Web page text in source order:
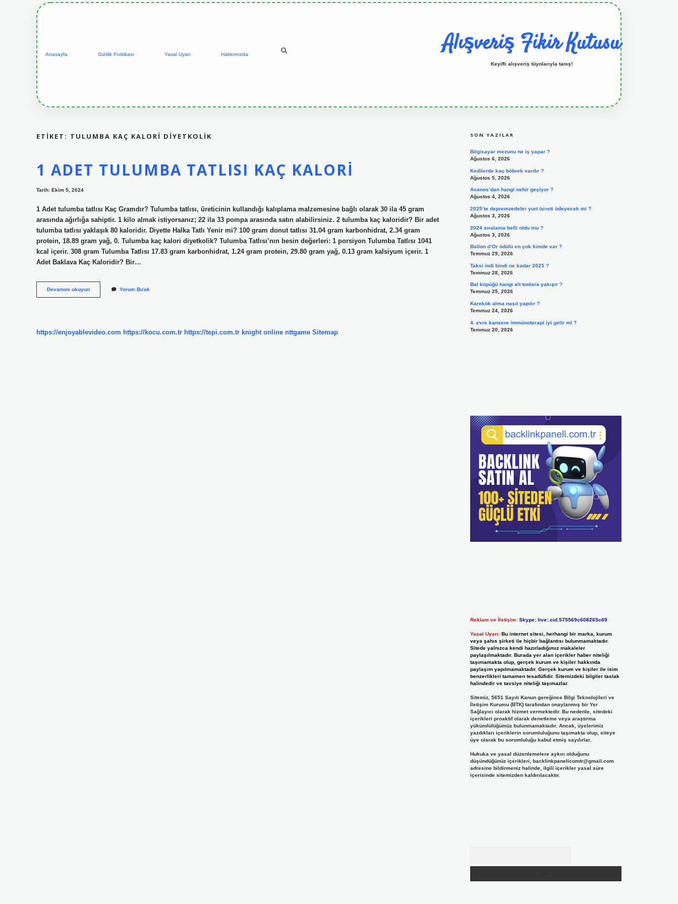
Anasayfa Gizlilik Politikası Yasal Uyarı Hakkımızda Alışveriş Fikir Kutusu
Keyifli alışveriş tüyolarıyla tanış!
ETIKET: TULUMBA KAÇ KALORI DIYETKOLIK
1 ADET TULUMBA TATLISI KAÇ KALORI
Tarih: Ekim 5, 2024
1 Adet tulumba tatlısı Kaç Gramdır? Tulumba tatlısı, üreticinin kullandığı kalıplama malzemesine bağlı olarak 30 ila 45 gram
arasında ağırlığa sahiptir. 1 kilo almak istiyorsanız; 22 ila 33 pompa arasında satın alabilirsiniz. 2 tulumba kaç kaloridir? Bir adet
tulumba tatlısı yaklaşık 80 kaloridir. Diyette Halka Tatlı Yenir mi? 100 gram donut tatlısı 31.04 gram karbonhidrat, 2.34 gram
protein, 18.89 gram yağ, 0. Tulumba kaç kalori diyetkolik? Tulumba Tatlısı’nın besin değerleri: 1 porsiyon Tulumba Tatlısı 1041
kcal içerir. 308 gram Tulumba Tatlısı 17.83 gram karbonhidrat, 1.24 gram protein, 29.80 gram yağ, 0.13 gram kalsiyum içerir. 1
Adet Baklava Kaç Kaloridir? Bir…
Devamını okuyun1
Adet
Yorum Bırak
https://enjoyablevideo.com https://kocu.com.tr https://tepi.com.tr knight online nttgame Sitemap
SON YAZILAR
Bilgisayar mezunu ne iş yapar ?
Ağustos 6, 2026
Kedilerde kaç böbrek vardır ?
Ağustos 5, 2026
Avanos’dan hangi nehir geçiyor ?
Ağustos 4, 2026
2025’te depremzedeler yurt ücreti ödeyecek mi ?
Ağustos 3, 2026
2024 sıralama belli oldu mu ?
Ağustos 3, 2026
Ballon d’Or ödülü en çok kimde var ?
Temmuz 29, 2026
Taksi indi bindi ne kadar 2025 ?
Temmuz 28, 2026
Bal köpüğü hangi alt tonlara yakışır ?
Temmuz 25, 2026
Karekök alma nasıl yapılır ?
Temmuz 24, 2026
4. evre kansere immünoterapi iyi gelir mi ?
Temmuz 20, 2026
Reklam ve İletişim: Skype: live:.cid.575569c608265c69
Yasal Uyarı: Bu internet sitesi, herhangi bir marka, kurum
veya şahıs şirketi ile hiçbir bağlantısı bulunmamaktadır.
Sitede yalnızca kendi hazırladığımız makaleler
paylaşılmaktadır. Burada yer alan içerikler haber niteliği
taşımamakta olup, gerçek kurum ve kişiler hakkında
paylaşım yapılmamaktadır. Gerçek kurum ve kişiler ile isim
benzerlikleri tamamen tesadüfidir. Sitemizdeki bilgiler taslak
halindedir ve tavsiye niteliği taşımazlar.
Sitemiz, 5651 Sayılı Kanun gereğince Bilgi Teknolojileri ve
İletişim Kurumu (BTK) tarafından onaylanmış bir Yer
Sağlayıcı olarak hizmet vermektedir. Bu nedenle, sitedeki
içerikleri proaktif olarak denetleme veya araştırma
yükümlülüğümüz bulunmamaktadır. Ancak, üyelerimiz
yazdıkları içeriklerin sorumluluğunu taşımakta olup, siteye
üye olarak bu sorumluluğu kabul etmiş sayılırlar.
Hukuka ve yasal düzenlemelere aykırı olduğunu
düşündüğünüz içerikleri, backlinkpanelicomtr@gmail.com
adresine bildirmeniz halinde, ilgili içerikler yasal süre
içerisinde sitemizden kaldırılacaktır.